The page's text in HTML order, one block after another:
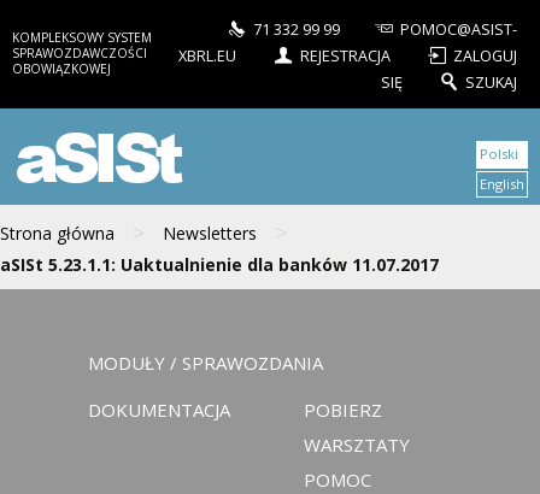
KOMPLEKSOWY SYSTEM
SPRAWOZDAWCZOŚCI
OBOWIĄZKOWEJ
71 332 99 99
POMOC@ASIST-
XBRL.EU
REJESTRACJA
ZALOGUJ
SIĘ
SZUKAJ
aSISt
Strona główna > Newsletters >
aSISt 5.23.1.1: Uaktualnienie dla banków 11.07.2017
Polski
English
MODUŁY / SPRAWOZDANIA
DOKUMENTACJA
POBIERZ
WARSZTATY
POMOC